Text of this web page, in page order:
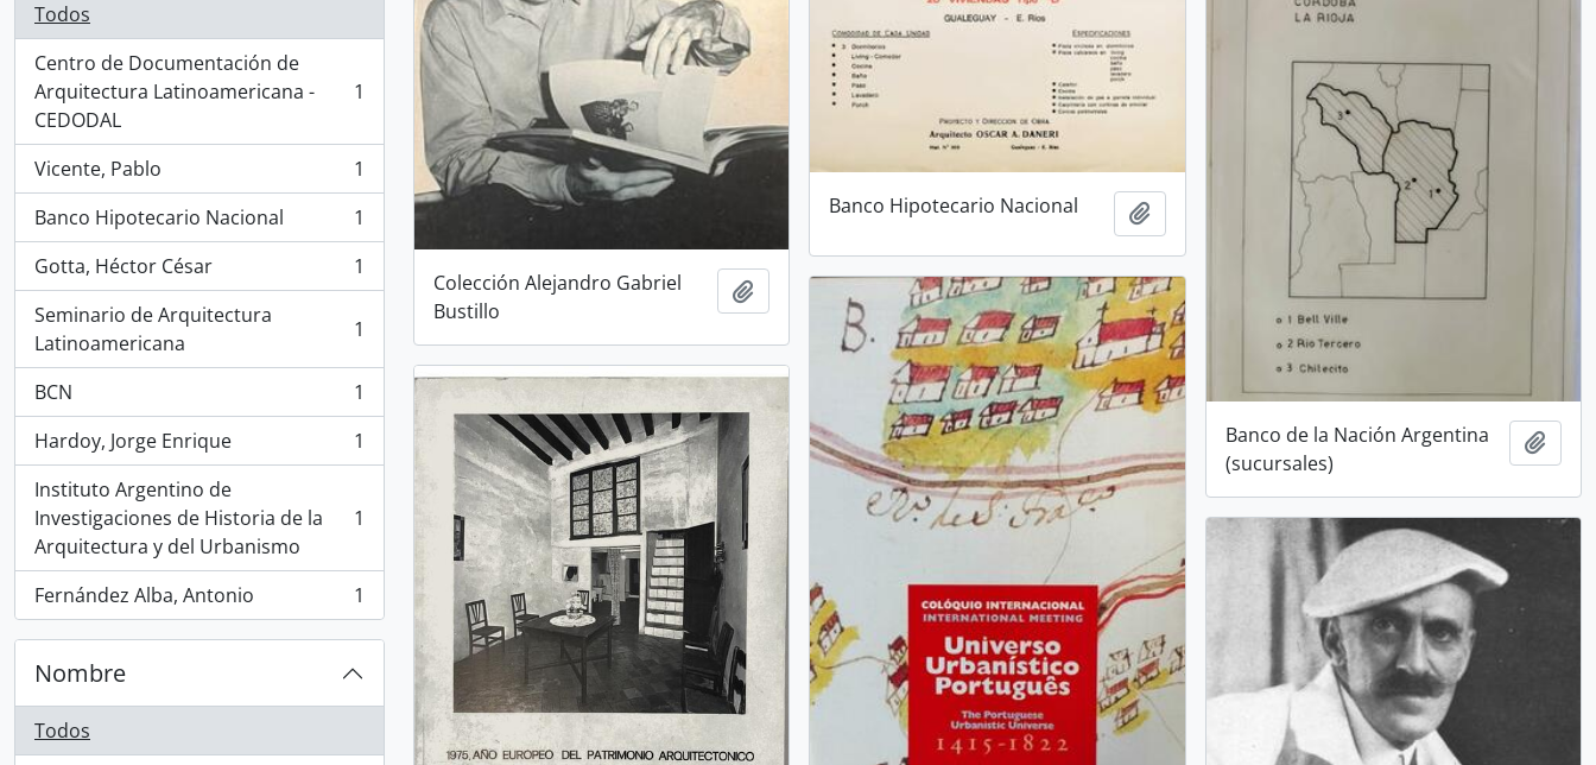
Todos
Centro de Documentación de
Arquitectura Latinoamericana -
CEDODAL
, 1 resultados 1
Vicente, Pablo
, 1 resultados
1
Banco Hipotecario Nacional
, 1 resultados
1
Gotta, Héctor César
, 1 resultados
1
Seminario de Arquitectura
Latinoamericana
, 1 resultados 1
BCN
, 1 resultados
1
Hardoy, Jorge Enrique
, 1 resultados
1
Instituto Argentino de
Investigaciones de Historia de la
Arquitectura y del Urbanismo
, 1 resultados 1
Fernández Alba, Antonio
, 1 resultados 1
Nombre
Todos
Colección Alejandro Gabriel
Bustillo
Añadir al portapapeles
Banco Hipotecario Nacional Añadir al portapapeles
Banco de la Nación Argentina
(sucursales)